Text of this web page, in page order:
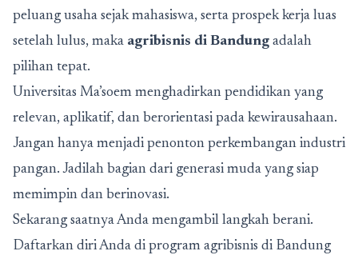
peluang usaha sejak mahasiswa, serta prospek kerja luas
setelah lulus, maka agribisnis di Bandung adalah
pilihan tepat.
Universitas Ma’soem menghadirkan pendidikan yang
relevan, aplikatif, dan berorientasi pada kewirausahaan.
Jangan hanya menjadi penonton perkembangan industri
pangan. Jadilah bagian dari generasi muda yang siap
memimpin dan berinovasi.
Sekarang saatnya Anda mengambil langkah berani.
Daftarkan diri Anda di program agribisnis di Bandung